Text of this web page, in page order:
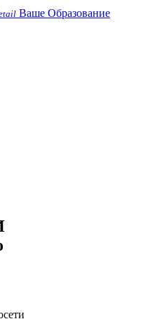
Ваше Образование